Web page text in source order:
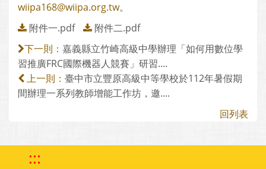
wiipa168@wiipa.org.tw。
附件一.pdf
附件二.pdf
下一則： 嘉義縣立竹崎高級中學辦理「如何用數位學
習推廣FRC國際機器人競賽」研習....
上一則： 臺中市立豐原高級中等學校於112年暑假期
間辦理一系列教師增能工作坊，邀....
回列表
:::